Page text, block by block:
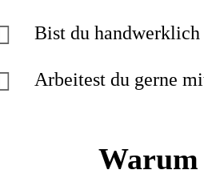
Bist du handwerklich
Arbeitest du gerne
Warum